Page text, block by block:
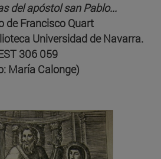
del apóstol san Pablo...
de Francisco Quart
Universidad de Navarra.
306 059
María Calonge)